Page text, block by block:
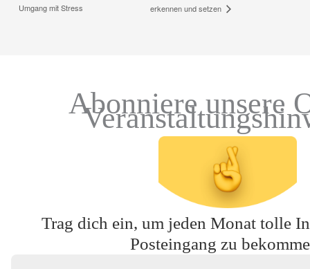
Umgang mit Stress
erkennen und setzen
Abonniere unsere
Trag dich ein, um jeden Monat tolle
Posteingang zu